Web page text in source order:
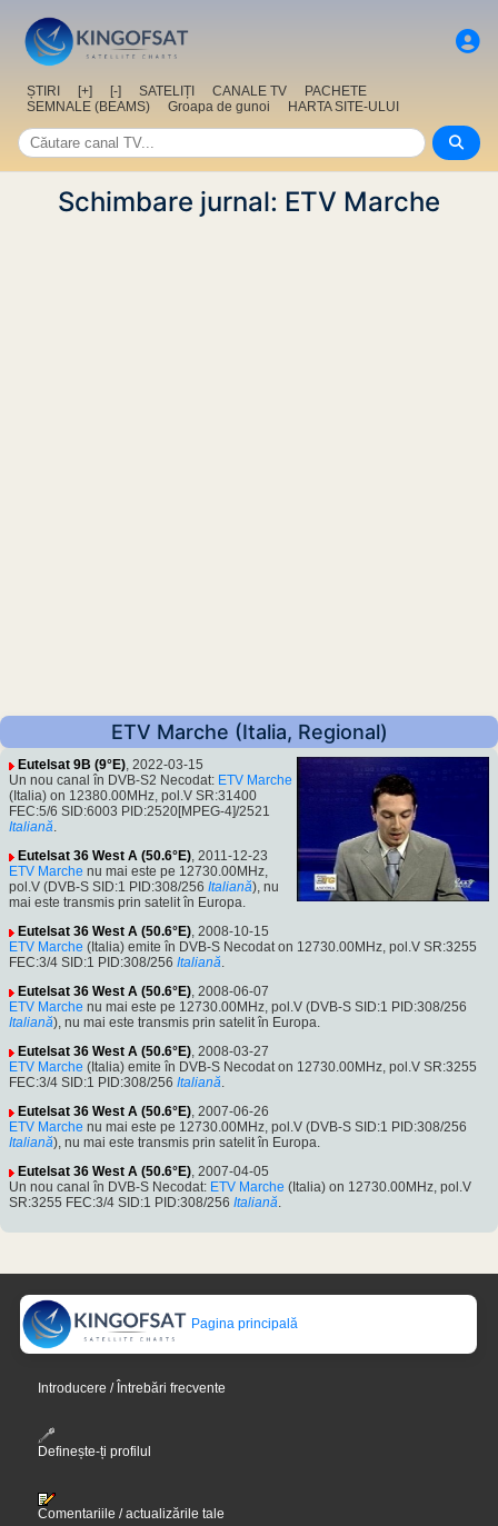
ȘTIRI [+] [-] SATELIȚI CANALE TV
PACHETE
SEMNALE (BEAMS)
Groapa de gunoi HARTA SITE-ULUI
Schimbare jurnal: ETV Marche
ETV Marche (Italia, Regional)
Eutelsat 9B (9°E), 2022-03-15
Un nou canal în DVB-S2 Necodat: ETV Marche
(Italia) on 12380.00MHz, pol.V SR:31400
FEC:5/6 SID:6003 PID:2520[MPEG-4]/2521
Italiană.
Eutelsat 36 West A (50.6°E), 2011-12-23
ETV Marche nu mai este pe 12730.00MHz,
pol.V (DVB-S SID:1 PID:308/256 Italiană), nu
mai este transmis prin satelit în Europa.
Eutelsat 36 West A (50.6°E), 2008-10-15
ETV Marche (Italia) emite în DVB-S Necodat on 12730.00MHz, pol.V SR:3255
FEC:3/4 SID:1 PID:308/256 Italiană.
Eutelsat 36 West A (50.6°E), 2008-06-07
ETV Marche nu mai este pe 12730.00MHz, pol.V (DVB-S SID:1 PID:308/256
Italiană), nu mai este transmis prin satelit în Europa.
Eutelsat 36 West A (50.6°E), 2008-03-27
ETV Marche (Italia) emite în DVB-S Necodat on 12730.00MHz, pol.V SR:3255
FEC:3/4 SID:1 PID:308/256 Italiană.
Eutelsat 36 West A (50.6°E), 2007-06-26
ETV Marche nu mai este pe 12730.00MHz, pol.V (DVB-S SID:1 PID:308/256
Italiană), nu mai este transmis prin satelit în Europa.
Eutelsat 36 West A (50.6°E), 2007-04-05
Un nou canal în DVB-S Necodat: ETV Marche (Italia) on 12730.00MHz, pol.V
SR:3255 FEC:3/4 SID:1 PID:308/256 Italiană.
Pagina principală
Introducere / Întrebări frecvente
Definește-ți profilul
Comentariile / actualizările tale